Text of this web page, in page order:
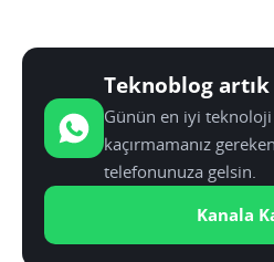
Teknoblog
Günün en iyi teknoloji
kaçırmamanız
telefonunuza gelsin.
Kanala